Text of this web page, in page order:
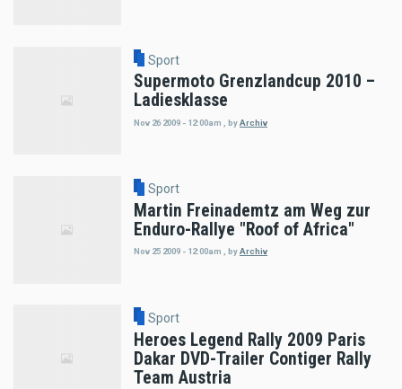
Sport
Supermoto Grenzlandcup 2010 –
Ladiesklasse
Nov 26 2009 - 12:00am byArchiv
Sport
Martin Freinademtz am Weg zur
Enduro-Rallye "Roof of Africa"
Nov 25 2009 - 12:00am , byArchiv
Sport
Heroes Legend Rally 2009 Paris
Dakar DVD-Trailer Contiger Rally
Team Austria